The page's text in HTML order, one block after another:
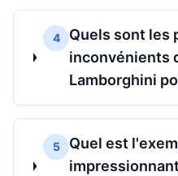
4
Quels sont les
inconvénients
Lamborghini
5
Quel est